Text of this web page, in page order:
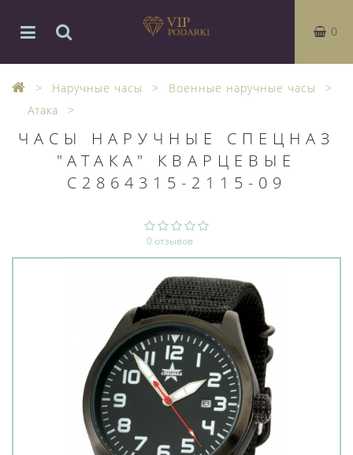
0
Наручные часы
Военные наручные часы
Атака
ЧАСЫ НАРУЧНЫЕ СПЕЦНАЗ
"АТАКА" КВАРЦЕВЫЕ
С2864315-2115-09
0 отзывов